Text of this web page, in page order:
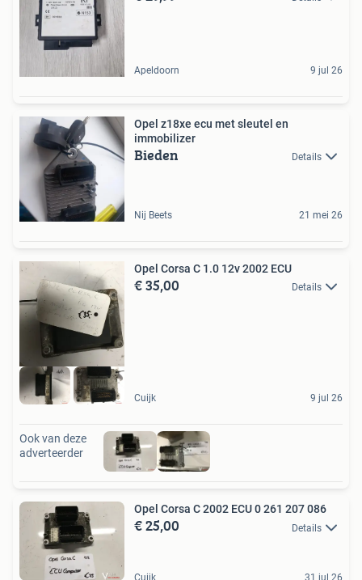
Apeldoorn 9 jul 26
Opel z18xe ecu met sleutel en
immobilizer
Bieden Details
Nij Beets 21 mei 26
Opel Corsa C 1.0 12v 2002 ECU
€ 35,00 Details
Cuijk 9 jul 26
Ook van deze
adverteerder
Opel Corsa C 2002 ECU 0 261 207 086
€ 25,00 Details
Cuijk 31 jul 26